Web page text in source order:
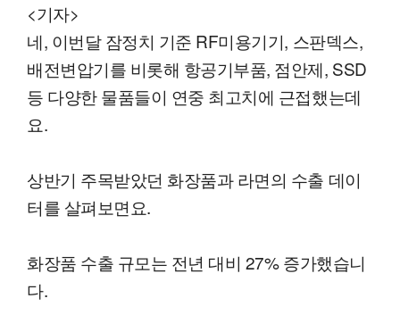
<기자>
네, 이번달 잠정치 기준 RF미용기기, 스판덱스,
배전변압기를 비롯해 항공기부품, 점안제, SSD
등 다양한 물품들이 연중 최고치에 근접했는데
요.
상반기 주목받았던 화장품과 라면의 수출 데이
터를 살펴보면요.
화장품 수출 규모는 전년 대비 27% 증가했습니
다.